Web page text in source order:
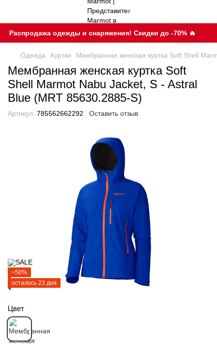
Распродажа одежды и снаряжения! Скидки до -70% 🔥
Одежда Куртки Мембранная женская куртка Soft Shell
Мембранная женская куртка Soft
Shell Marmot Nabu Jacket, S - Astral
Blue (MRT 85630.2885-S)
Артикул: 785562662292 Оставить отзыв
−50%
осталось 23 дня
Цвет